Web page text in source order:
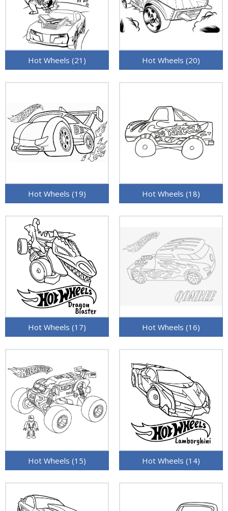
Hot Wheels (21) Hot Wheels (20)
Hot Wheels (19) Hot Wheels (18)
Hot Wheels (17) Hot Wheels (16)
Hot Wheels (15) Hot Wheels (14)